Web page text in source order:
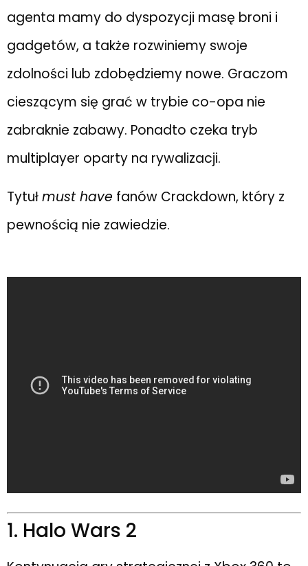
agenta mamy do dyspozycji masę broni i
gadgetów, a także rozwiniemy swoje
zdolności lub zdobędziemy nowe. Graczom
cieszącym się grać w trybie co-opa nie
zabraknie zabawy. Ponadto czeka tryb
multiplayer oparty na rywalizacji.
Tytułmust have fanów Crackdown, który z
pewnością nie zawiedzie.
1. Halo Wars 2